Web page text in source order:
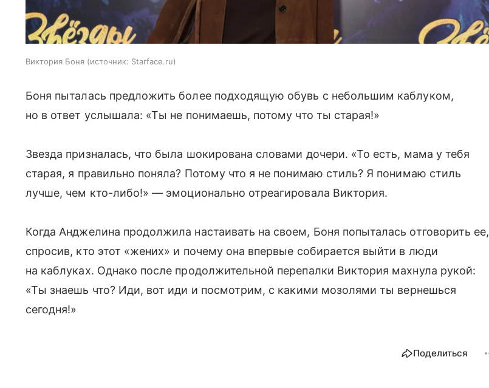
Виктория Боня источник: Starface.ru
Боня пыталась предложить более подходящую обувь с небольшим каблуком,
но в ответ услышала: «Ты не понимаешь, потому что ты старая!»
Звезда призналась, что была шокирована словами дочери. «То есть, мама у тебя
старая, я правильно поняла? Потому что я не понимаю стиль? Я понимаю стиль
лучше, чем кто-либо!» — эмоционально отреагировала Виктория.
Когда Анджелина продолжила настаивать на своем, Боня попыталась отговорить ее,
спросив, кто этот «жених» и почему она впервые собирается выйти в люди
на каблуках. Однако после продолжительной перепалки Виктория махнула рукой:
«Ты знаешь что? Иди, вот иди и посмотрим, с какими мозолями ты вернешься
сегодня!»
Поделиться